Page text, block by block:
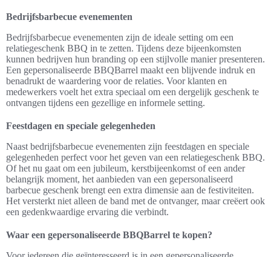
Bedrijfsbarbecue evenementen
Bedrijfsbarbecue evenementen zijn de ideale setting om een
relatiegeschenk BBQ in te zetten. Tijdens deze bijeenkomsten
kunnen bedrijven hun branding op een stijlvolle manier presenteren.
Een gepersonaliseerde BBQBarrel maakt een blijvende indruk en
benadrukt de waardering voor de relaties. Voor klanten en
medewerkers voelt het extra speciaal om een dergelijk geschenk te
ontvangen tijdens een gezellige en informele setting.
Feestdagen en speciale gelegenheden
Naast bedrijfsbarbecue evenementen zijn feestdagen en speciale
gelegenheden perfect voor het geven van een relatiegeschenk BBQ.
Of het nu gaat om een jubileum, kerstbijeenkomst of een ander
belangrijk moment, het aanbieden van een gepersonaliseerd
barbecue geschenk brengt een extra dimensie aan de festiviteiten.
Het versterkt niet alleen de band met de ontvanger, maar creëert ook
een gedenkwaardige ervaring die verbindt.
Waar een gepersonaliseerde BBQBarrel te kopen?